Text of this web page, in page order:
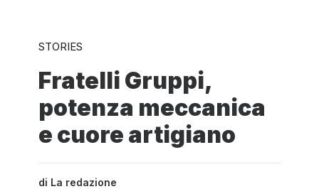
STORIES
Fratelli Gruppi,
potenza meccanica
e cuore artigiano
di La redazione